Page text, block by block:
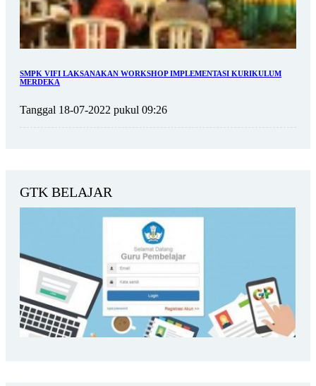
SMPK VIFI LAKSANAKAN WORKSHOP IMPLEMENTASI KURIKULUM
MERDEKA
Tanggal 18-07-2022 pukul 09:26
GTK BELAJAR